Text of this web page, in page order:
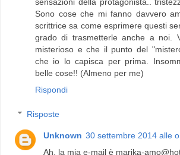
Sono cose che mi fanno davvero
scrittrice sa come esprimere questi
grado di trasmetterle anche a noi.
misterioso e che il punto del
che io lo capisca per prima.
belle cose!! (Almeno per me)
Rispondi
Risposte
Unknown 30 settembre 2014 alle
Ah, la mia e-mail è marika-